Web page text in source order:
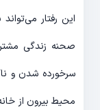
این رفتار
صحنه زندگی
سرخورده شدن و
محیط بیرون از